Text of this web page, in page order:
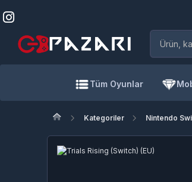
Tüm Oyunlar
Kategoriler Nintendo